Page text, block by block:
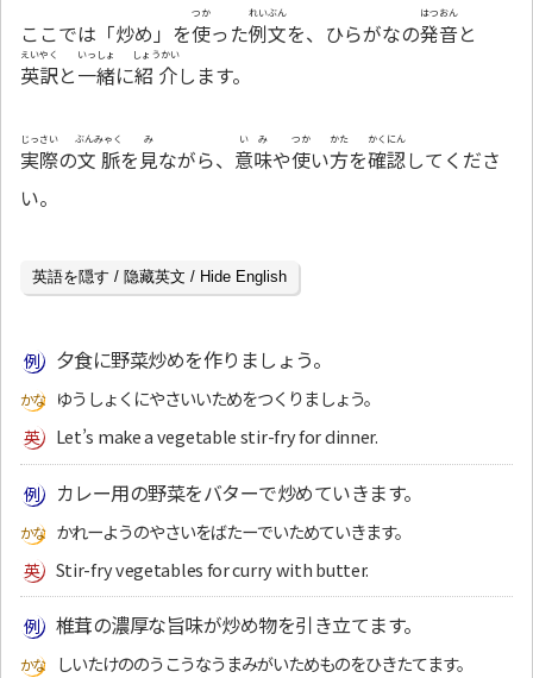
ここでは「炒め」を使
つか
った例文
れいぶん
を、ひらがなの発音
はつおん
と
英訳
えいやく
と一緒
いっしょ
に紹介
しょうかい
します。
実際
じっさい
の文脈
ぶんみゃく
を見
み
ながら、 意味
いみ
や使
つか
い方
かた
を確認
かくにん
してくださ
い。
英語を隠す / 隐藏英文 / Hide English
夕食に野菜炒めを作りましょう。
ゆうしょくにやさいいためをつくりましょう。
Let’s make a vegetable stir-fry for dinner.
カレー用の野菜をバターで炒めていきます。
かれーようのやさいをばたーでいためていきます。
Stir-fry vegetables for curry with butter.
椎茸の濃厚な旨味が炒め物を引き立てます。
しいたけののうこうなうまみがいためものをひきたてます。